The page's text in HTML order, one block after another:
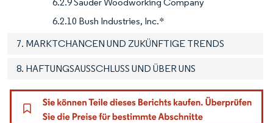
6.2.10 Bush Industries, Inc.*
7. MARKTCHANCEN UND ZUKÜNFTIGE TRENDS
8. HAFTUNGSAUSSCHLUSS UND ÜBER UNS